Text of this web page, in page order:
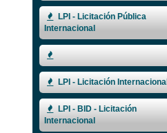
LPI - Licitación Pública
Internacional
LPI - Licitación Internacional
LPI - BID - Licitación
Internacional